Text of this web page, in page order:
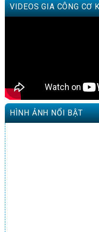
VIDEOS GIA CÔNG CƠ
HÌNH ẢNH NỔI BẬT